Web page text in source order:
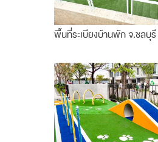
พื้นที่ระเบียงบ้านพัก จ.ชลบุรี